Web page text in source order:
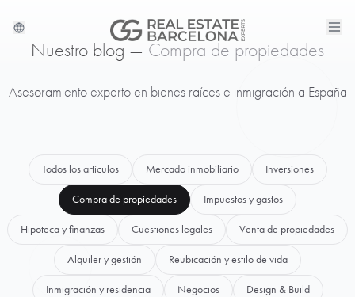
Nuestro blog — Compra de propiedades
Asesoramiento experto en bienes raíces e inmigración a España
Todos los artículos Mercado inmobiliario Inversiones
Compra de propiedades Impuestos y gastos
Hipoteca y finanzas Cuestiones legales Venta de propiedades
Alquiler y gestión Reubicación y estilo de vida
Inmigración y residencia Negocios Design & Build